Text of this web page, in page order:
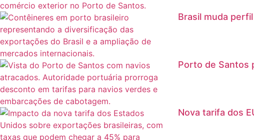
Brasil muda
Porto de Santos
Nova tarifa dos